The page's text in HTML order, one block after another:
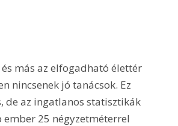
más az elfogadható élettér
nincsenek jó tanácsok. Ez
de az ingatlanos statisztikák
25 négyzetméterrel